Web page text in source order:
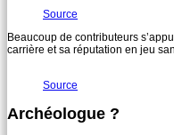
Source
Beaucoup de contributeurs
carrière et sa réputation en jeu
Source
Archéologue ?